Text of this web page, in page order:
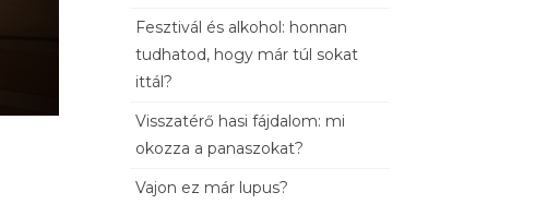
Fesztivál és alkohol: honnan
tudhatod, hogy már túl sokat
ittál?
Visszatérő hasi fájdalom: mi
okozza a panaszokat?
Vajon ez már lupus?